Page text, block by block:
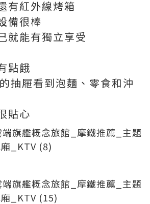
有紅外線烤箱
備很棒
就能有獨立享受
點餓
抽屜看到泡麵、零食和沖
貼心